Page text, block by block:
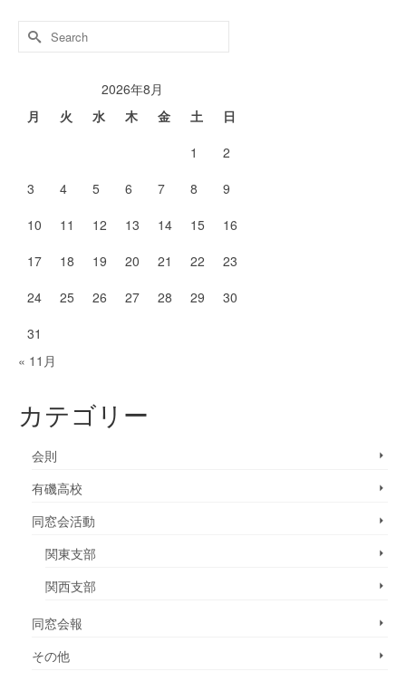
Search
for:
2026年8月
月
火 水 木 金 土
日
1
2
3
4 5 6 7 8
9
10
11 12 13 14 15
16
17
18 19 20 21 22
23
24
25 26 27 28 29
30
31
« 11月
カテゴリー
会則
有磯高校
同窓会活動
関東支部
関西支部
同窓会報
その他